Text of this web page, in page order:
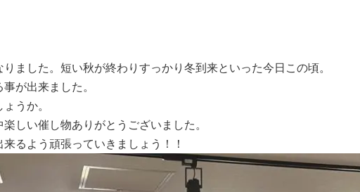
ました。短い秋が終わりすっかり冬到来といった今日この頃。
が出来ました。
うか。
しい催し物ありがとうございました。
るよう頑張っていきましょう！！